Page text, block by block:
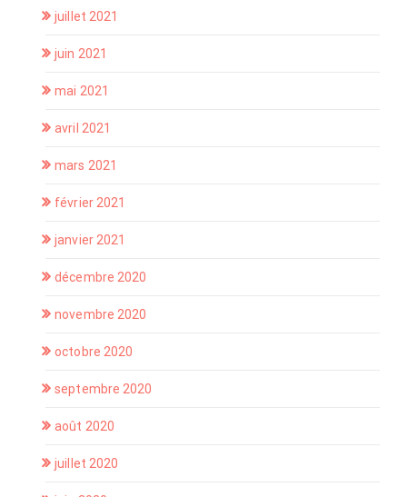
juillet 2021
juin 2021
mai 2021
avril 2021
mars 2021
février 2021
janvier 2021
décembre 2020
novembre 2020
octobre 2020
septembre 2020
août 2020
juillet 2020